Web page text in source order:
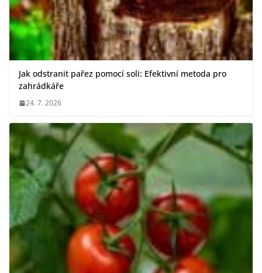
Jak odstranit pařez pomocí soli: Efektivní metoda pro
zahrádkáře
24. 7. 2026